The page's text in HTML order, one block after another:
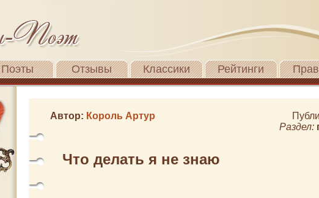
Поэты Отзывы Классики Рейтинги
Автор: Король Артур
Раздел:
Что делать я не знаю